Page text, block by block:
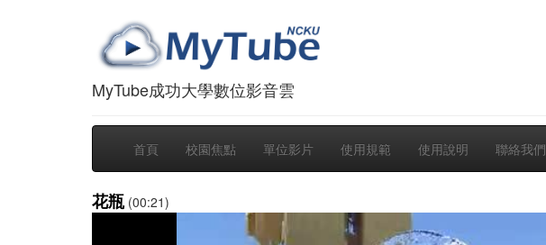
MyTube成功大學數位影音雲
首頁 校園焦點 單位影片 使用規範 使用說明 聯絡我們
花瓶(00:21)